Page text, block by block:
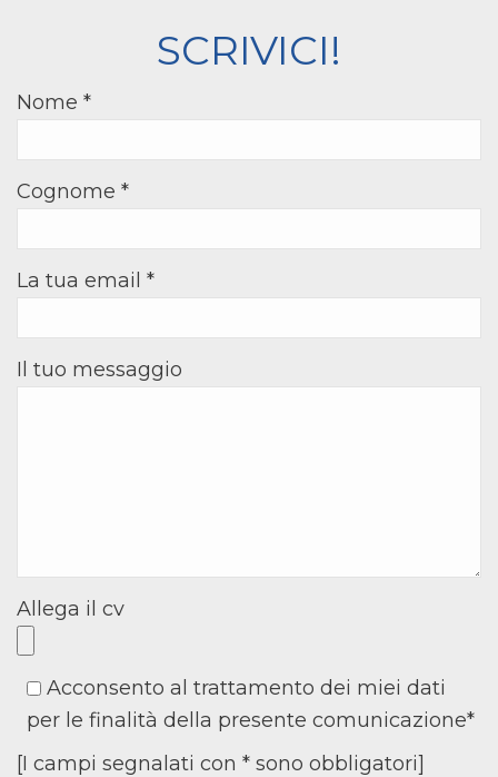
SCRIVICI!
Nome *
Cognome *
La tua email *
Il tuo messaggio
Allega il cv
Acconsento al trattamento dei miei dati
per le finalità della presente comunicazione*
[I campi segnalati con * sono obbligatori]